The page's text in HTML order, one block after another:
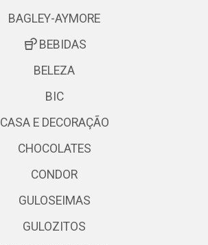
BAGLEY-AYMORE
BEBIDAS
BELEZA
BIC
CASA E DECORAÇÃO
CHOCOLATES
CONDOR
GULOSEIMAS
GULOZITOS